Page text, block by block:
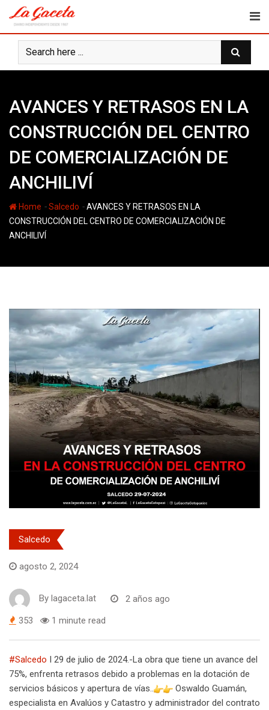
content
AVANCES Y RETRASOS EN LA
CONSTRUCCIÓN DEL CENTRO
DE COMERCIALIZACIÓN DE
ANCHILIVÍ
Home -Salcedo -AVANCES Y RETRASOS EN LA
CONSTRUCCIÓN DEL CENTRO DE COMERCIALIZACIÓN DE
ANCHILIVÍ
Salcedo
agosto 2, 2024
By lagaceta.lat 2 años ago
353 1 minute read
#Salcedo I 29 de julio de 2024.-La obra que tiene un avance del
75%, enfrenta retrasos debido a problemas en la dotación de
servicios básicos y apertura de vías..
Oswaldo Guamán,
especialista en Avalúos y Catastro y administrador del contrato